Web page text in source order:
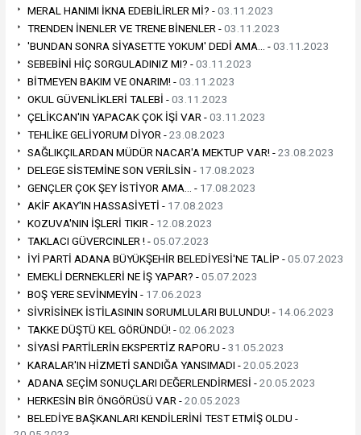
MERAL HANIMI İKNA EDEBİLİRLER Mİ? -03.11.2023
TRENDEN İNENLER VE TRENE BİNENLER -03.11.2023
'BUNDAN SONRA SİYASETTE YOKUM' DEDİ AMA… -03.11.2023
SEBEBİNİ HİÇ SORGULADINIZ MI? -03.11.2023
BİTMEYEN BAKIM VE ONARIM! -03.11.2023
OKUL GÜVENLİKLERİ TALEBİ -03.11.2023
ÇELİKCAN'IN YAPACAK ÇOK İŞİ VAR -03.11.2023
TEHLİKE GELİYORUM DİYOR -23.08.2023
SAĞLIKÇILARDAN MÜDÜR NACAR'A MEKTUP VAR! -23.08.2023
DELEGE SİSTEMİNE SON VERİLSİN - 17.08.2023
GENÇLER ÇOK ŞEY İSTİYOR AMA… - 17.08.2023
AKİF AKAY'IN HASSASİYETİ - 17.08.2023
KOZUVA'NIN İŞLERİ TIKIR - 12.08.2023
TAKLACI GÜVERCINLER ! -05.07.2023
İYİ PARTİ ADANA BÜYÜKŞEHİR BELEDİYESİ'NE TALİP -05.07.2023
EMEKLİ DERNEKLERİ NE İŞ YAPAR? -05.07.2023
BOŞ YERE SEVİNMEYİN - 17.06.2023
SİVRİSİNEK İSTİLASININ SORUMLULARI BULUNDU! - 14.06.2023
TAKKE DÜŞTÜ KEL GÖRÜNDÜ! -02.06.2023
SİYASİ PARTİLERİN EKSPERTİZ RAPORU -31.05.2023
KARALAR'IN HİZMETİ SANDIĞA YANSIMADI -20.05.2023
ADANA SEÇİM SONUÇLARI DEĞERLENDİRMESİ -20.05.2023
HERKESİN BİR ÖNGÖRÜSÜ VAR -20.05.2023
BELEDİYE BAŞKANLARI KENDİLERİNİ TEST ETMİŞ OLDU -